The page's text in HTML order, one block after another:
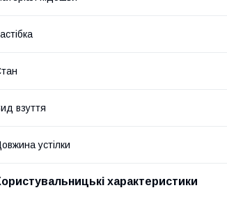
взуття
устілки
характеристики